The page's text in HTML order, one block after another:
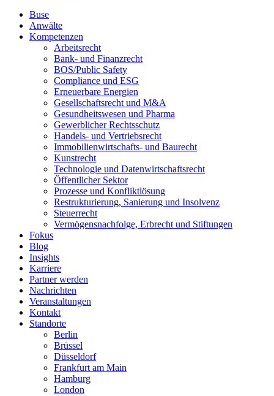
Buse
Anwälte
Kompetenzen
Arbeitsrecht
Bank- und Finanzrecht
BOS/Public Safety
Compliance und ESG
Erneuerbare Energien
Gesellschaftsrecht und M&A
Gesundheitswesen und Pharma
Gewerblicher Rechtsschutz
Handels- und Vertriebsrecht
Immobilienwirtschafts- und Baurecht
Kunstrecht
Technologie und Datenwirtschaftsrecht
Öffentlicher Sektor
Prozesse und Konfliktlösung
Restrukturierung, Sanierung und Insolvenz
Steuerrecht
Vermögensnachfolge, Erbrecht und Stiftungen
Fokus
Blog
Insights
Karriere
Partner werden
Nachrichten
Veranstaltungen
Kontakt
Standorte
Berlin
Brüssel
Düsseldorf
Frankfurt am Main
Hamburg
London